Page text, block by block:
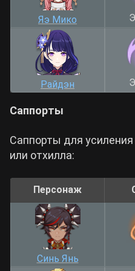
Яэ Мико
Райдэн
Саппорты
Саппорты для
или отхилла:
Персонаж
Синь Янь